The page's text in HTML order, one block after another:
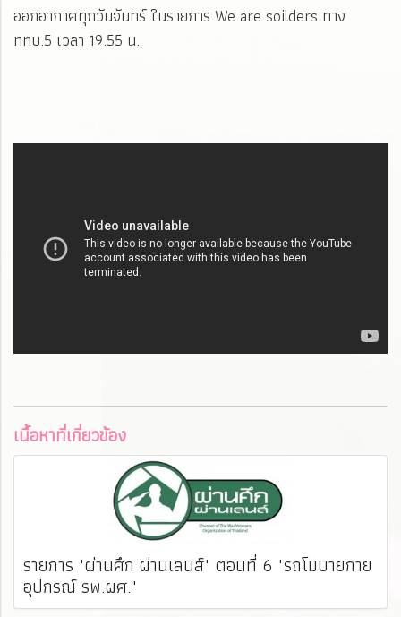
ออกอากาศทุกวันจันทร์ ในรายการ We are soilders ทาง
ททบ.5 เวลา 19.55 น.
เนื้อหาที่เกี่ยวข้อง
รายการ "ผ่านศึก ผ่านเลนส์" ตอนที่ 6 "รถโมบายกาย
อุปกรณ์ รพ.ผศ."